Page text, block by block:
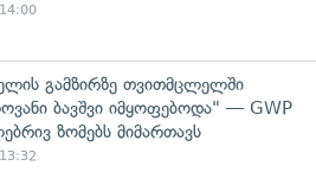
გამზირზე თვითმცლელში
ბავშვი იმყოფებოდა" — GWP
ზომებს მიმართავს